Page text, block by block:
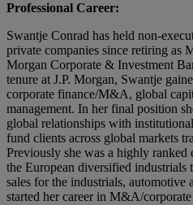
Professional Career:
Swantje Conrad has held non-
private companies since retiring as
Morgan Corporate & Investment
tenure at J.P. Morgan, Swantje
corporate finance/M&A, global
management. In her final position
global relationships with
fund clients across global markets
Previously she was a highly ranked
the European diversified industrials
sales for the industrials, automotive
started her career in M&A/